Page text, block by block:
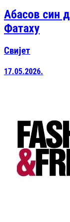
Абасов син
Фатаху
Свијет
17.05.2026.